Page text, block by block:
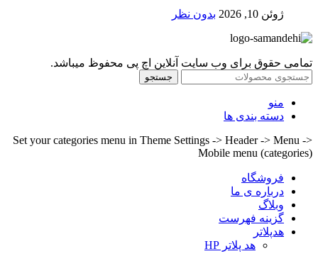
ژوئن 10, 2026 بدون نظر
تمامی حقوق برای وب سایت آنلاین اچ پی محفوظ میباشد.
جستجو
منو
دسته بندی ها
Set your categories menu in Theme Settings -> Header -> Menu ->
Mobile menu (categories)
فروشگاه
درباره ی ما
وبلاگ
گزینه فهرست
هدپلاتر
هد پلاتر HP